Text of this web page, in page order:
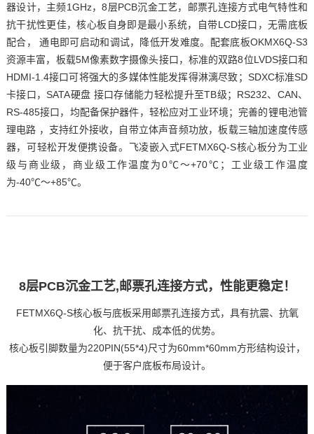
器设计，主频1GHz，8层PCB沉金工艺，邮票孔连接方式电气特性和
抗干扰性更佳，核心板自身即是最小系统，自带LCD接口，无需底板
配合， 通电即可启动和调试，降低开发难度。配套底板OKMX6Q-S3
资源丰富，板载5M像素数字摄像头接口，标准的双路8位LVDS接口和
HDMI-1.4接口可将强大的多媒体性能发挥得淋漓尽致；SDXC标准SD
卡接口，SATA硬盘 接口存储能力轻松提升至TB级；RS232、CAN、
RS-485接口，均配备保护器件，轻松应对工业环境；完善的锂电池管
理电路 ，支持红外接收，自带立体声音频功放，板载三轴加速度传感
器，可轻松开发便携设备。 飞凌嵌入式FETMX6Q-S核心板分为工业
级与商业级，商业级工作温度为0℃～+70℃；工业级工作温度
为-40℃～+85℃。
8层PCB沉金工艺,邮票孔连接方式，性能更稳定！
FETMX6Q-S核心板与底板采用邮票孔连接方式，具有抗震、抗氧
化、抗干扰、成本低的优势。
核心板引脚数量为220PIN(55*4)尺寸为60mm*60mm方形结构设计，
便于客户底板布局设计。